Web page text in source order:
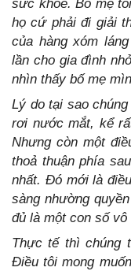
sức khỏe. Bố mẹ
họ cứ phải đi giải
của hàng xóm
lần cho gia đình
nhìn thấy bố mẹ
Lý do tại sao
rơi nước mắt, kể
Nhưng còn một
thoả thuận phía
nhất. Đó mới là
sàng nhường
đủ là một con số vô
Thực tế thì chúng
Điều tôi mong